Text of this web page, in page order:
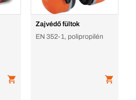
Zajvédő fültok
EN 352-1, polipropilén